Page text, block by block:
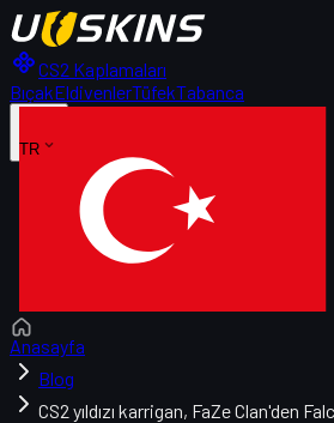
CS2 Kaplamaları
BıçakEldivenlerTüfekTabanca
TR
Anasayfa
Blog
CS2 yıldızı karrigan, FaZe Clan'den